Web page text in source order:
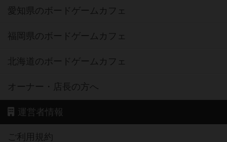
愛知県のボードゲームカフェ
福岡県のボードゲームカフェ
北海道のボードゲームカフェ
オーナー・店長の方へ
運営者情報
ご利用規約